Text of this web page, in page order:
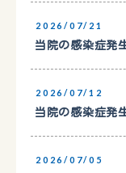
2026/07/21
当院の感染症発
2026/07/12
当院の感染症発
2026/07/05